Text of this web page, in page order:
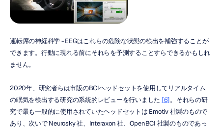
運転席の神経科学 - EEGはこれらの危険な状態の検出を補強することが
できます。行動に現れる前にそれらを予測することすらできるかもしれ
ません。
2020年、研究者らは市販のBCIヘッドセットを使用してリアルタイム
の眠気を検出する研究の系統的レビューを行いました [6]。それらの研
究で最も一般的に使用されていたヘッドセットは Emotiv 社製のもので
あり、次いで Neurosky 社、Interaxon 社、OpenBCI 社製のものであっ